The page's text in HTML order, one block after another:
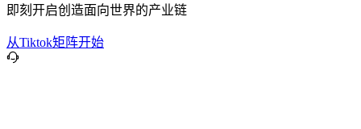
即刻开启创造面向世界的产业链
从Tiktok矩阵开始